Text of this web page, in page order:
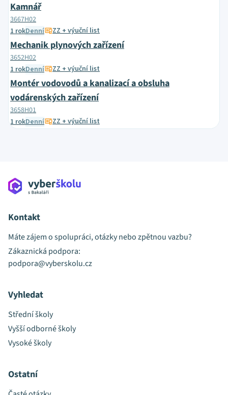
Kamnář
3667H02
1 rokDenní ZZ + výuční list
Mechanik plynových zařízení
3652H02
1 rokDenní ZZ + výuční list
Montér vodovodů a kanalizací a obsluha
vodárenských zařízení
3658H01
1 rokDenní ZZ + výuční list
Kontakt
Máte zájem o spolupráci, otázky nebo zpětnou vazbu?
Zákaznická podpora:
podpora@vyberskolu.cz
Vyhledat
Střední školy
Vyšší odborné školy
Vysoké školy
Ostatní